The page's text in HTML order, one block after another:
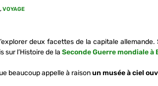
,VOYAGE
deux facettes de la capitale
l’Histoire de la Seconde Guerre mondiale à
beaucoup appelle à raisonun musée à ciel